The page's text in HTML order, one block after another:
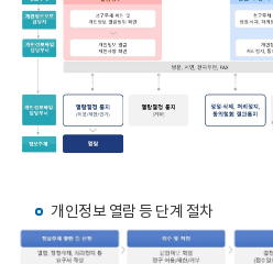
개인정보 열람 등 단계 절차